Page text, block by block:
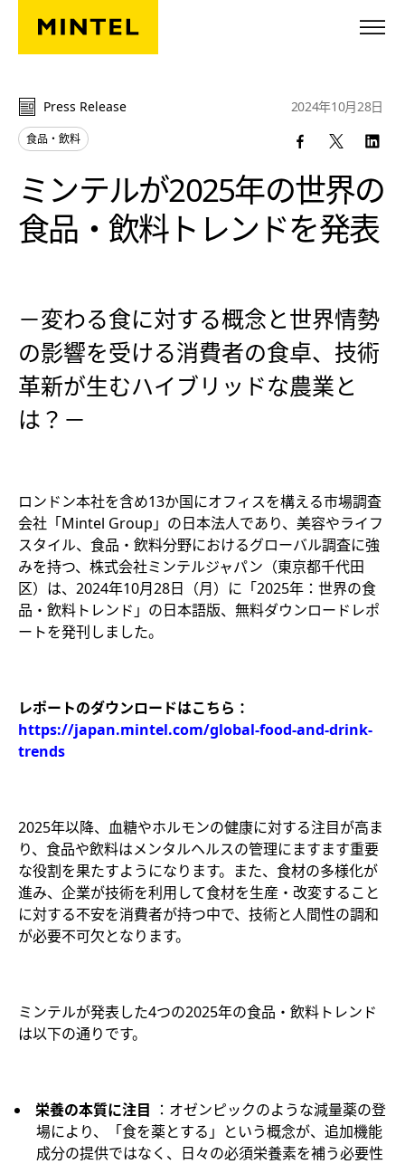
Skip to main content
Press Release
食品・飲料
ミンテルが2025年の世界の
食品・飲料トレンドを発表
2024年10月28日
－変わる食に対する概念と世界情勢
の影響を受ける消費者の食卓、技術
革新が生むハイブリッドな農業と
は？－
ロンドン本社を含め13か国にオフィスを構える市場調査
会社「Mintel Group」の日本法人であり、美容やライフ
スタイル、食品・飲料分野におけるグローバル調査に強
みを持つ、株式会社ミンテルジャパン（東京都千代田
区）は、2024年10月28日（月）に「2025年：世界の食
品・飲料トレンド」の日本語版、無料ダウンロードレポ
ートを発刊しました。
レポートのダウンロードはこちら：
https://japan.mintel.com/global-food-and-drink-
trends
2025年以降、血糖やホルモンの健康に対する注目が高ま
り、食品や飲料はメンタルヘルスの管理にますます重要
な役割を果たすようになります。また、食材の多様化が
進み、企業が技術を利用して食材を生産・改変すること
に対する不安を消費者が持つ中で、技術と人間性の調和
が必要不可欠となります。
ミンテルが発表した4つの2025年の食品・飲料トレンド
は以下の通りです。
栄養の本質に注目 ：オゼンピックのような減量薬の登
場により、「食を薬とする」という概念が、追加機能
成分の提供ではなく、日々の必須栄養素を補う必要性